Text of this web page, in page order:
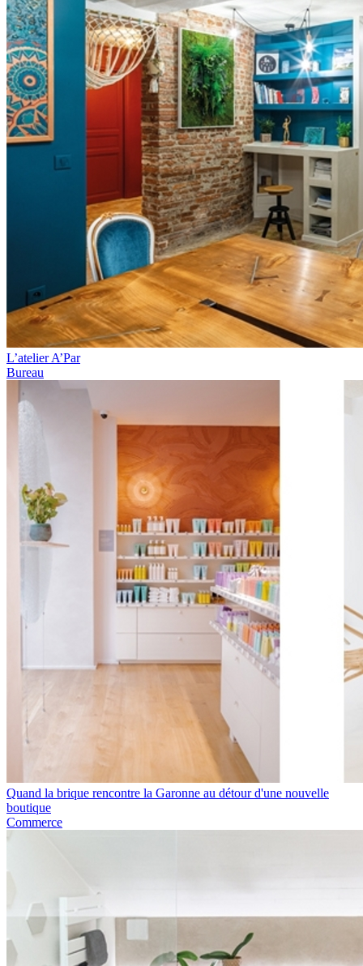
L’atelier A’Par
Bureau
Quand la brique rencontre la Garonne au détour d'une nouvelle
boutique
Commerce